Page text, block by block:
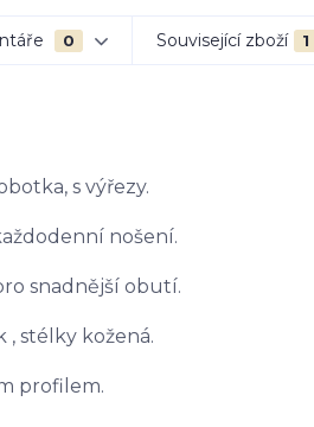
0 Související zboží 1
s výřezy.
nošení.
snadnější obutí.
, stélky kožená.
profilem.